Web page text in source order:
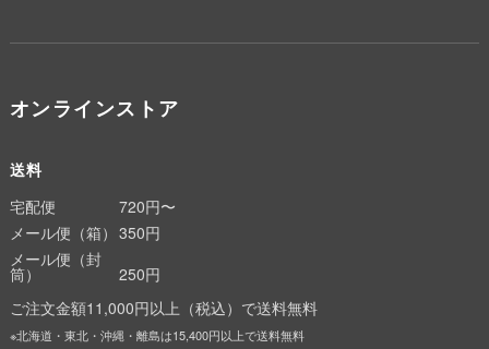
オンラインストア
送料
宅配便
720円〜
メール便（箱） 350円
メール便（封
筒）
250円
ご注文金額11,000円以上（税込）で送料無料
※北海道・東北・沖縄・離島は15,400円以上で送料無料